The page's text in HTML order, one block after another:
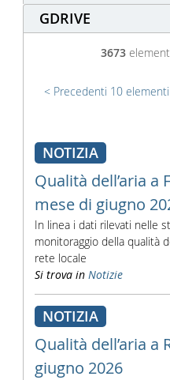
GDRIVE
3673
Precedenti 10 elementi
NOTIZIA
Qualità dell’aria a
mese di giugno
In linea i dati rilevati nelle
monitoraggio della qualità
rete locale
Si trova in Notizie
NOTIZIA
Qualità dell’aria a
giugno 2026